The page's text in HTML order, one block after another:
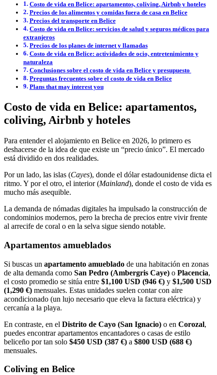
Costo de vida en Belice: apartamentos, coliving, Airbnb y hoteles
Precios de los alimentos y comidas fuera de casa en Belice
Precios del transporte en Belice
Costo de vida en Belice: servicios de salud y seguros médicos para
extranjeros
Precios de los planes de internet y llamadas
Costo de vida en Belice: actividades de ocio, entretenimiento y
naturaleza
Conclusiones sobre el costo de vida en Belice y presupuesto
Preguntas frecuentes sobre el costo de vida en Belice
Plans that may interest you
Costo de vida en Belice: apartamentos,
coliving, Airbnb y hoteles
Para entender el alojamiento en Belice en 2026, lo primero es
deshacerse de la idea de que existe un “precio único”. El mercado
está dividido en dos realidades.
Por un lado, las islas (Cayes), donde el dólar estadounidense dicta el
ritmo. Y por el otro, el interior (Mainland), donde el costo de vida es
mucho más asequible.
La demanda de nómadas digitales ha impulsado la construcción de
condominios modernos, pero la brecha de precios entre vivir frente
al arrecife de coral o en la selva sigue siendo notable.
Apartamentos amueblados
Si buscas un apartamento amueblado de una habitación en zonas
de alta demanda como San Pedro (Ambergris Caye) o Placencia,
el costo promedio se sitúa entre $1,100 USD (946 €) y $1,500 USD
(1,290 €) mensuales. Estas unidades suelen contar con aire
acondicionado (un lujo necesario que eleva la factura eléctrica) y
cercanía a la playa.
En contraste, en el Distrito de Cayo (San Ignacio) o en Corozal,
puedes encontrar apartamentos encantadores o casas de estilo
beliceño por tan solo $450 USD (387 €) a $800 USD (688 €)
mensuales.
Coliving en Belice